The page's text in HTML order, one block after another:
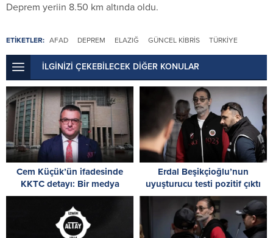
Deprem yeriin 8.50 km altında oldu.
ETİKETLER: AFAD DEPREM ELAZIĞ GÜNCEL KIBRIS TÜRKIYE
İLGİNİZİ ÇEKEBİLECEK DİĞER KONULAR
Cem Küçük’ün ifadesinde
KKTC detayı: Bir medya
kuruluşundan 17 işlemde 77
bin 983 TL aldığını söyledi
Erdal Beşikçioğlu’nun
uyuşturucu testi pozitif çıktı